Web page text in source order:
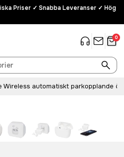
Priser ✓ Snabba Leveranser ✓ Hög
0
Wireless automatiskt parkopplande